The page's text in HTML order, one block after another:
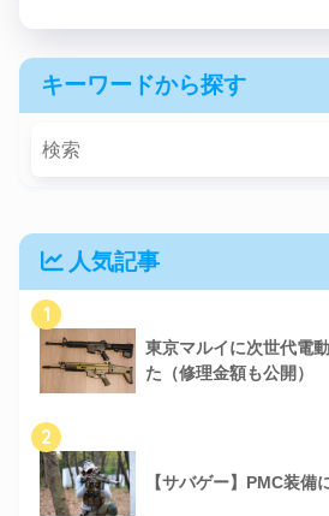
キーワードから探す
人気記事
1
東京マルイに次世代電
た（修理金額も公開）
2
【サバゲー】PMC装備